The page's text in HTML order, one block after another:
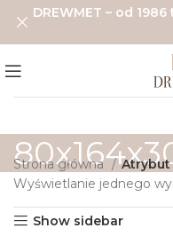
Strona główna Atrybut
Wyświetlanie jednego
Show sidebar
DREWMET – od